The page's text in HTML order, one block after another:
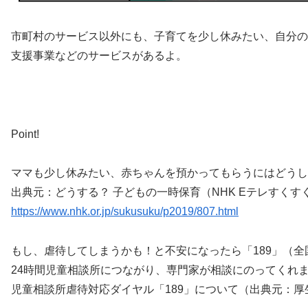
市町村のサービス以外にも、子育てを少し休みたい、自分
支援事業などのサービスがあるよ。
Point!
ママも少し休みたい、赤ちゃんを預かってもらうにはどう
出典元：どうする？ 子どもの一時保育（NHK Eテレすくす
https://www.nhk.or.jp/sukusuku/p2019/807.html
もし、虐待してしまうかも！と不安になったら「189」（
24時間児童相談所につながり、専門家が相談にのってくれ
児童相談所虐待対応ダイヤル「189」について（出典元：